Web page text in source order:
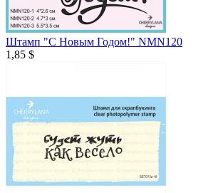
Штамп "С Новым Годом!" NMN120
1,85 $